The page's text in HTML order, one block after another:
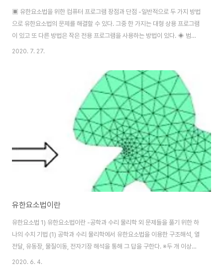
▣ 유한요소법을 위한 컴퓨터 프로그램 장점과 단점 -일반적으로 두 가지 방법
으로 유한요소법의 문제를 해결할 수 있다. 그중 한 가지는 대형 상용 프로그램
이 있고 또 다른 방법은 작은 전용 프로그램을 사용하는 방법이 있다. ◈ 범용
프로그램 장점과 단점 장점 : - 입력 방법이 잘 조직화되어 있어서 사용자가 사
대해서 특별한 지식을 가지고 있을 필요가 없다. - 프로그램 내부의 전처리기를
사용하므로 유한 요소 모델을 만들기가 매우 편리하다. - 동일한 입력 방법을
사용해도 크고 복잡하거나 쉬운 문제 등 상관없이 다양한 문제를 풀어낼 수 있
다. - 새로운 유형의 문제나 새로운 기술적 방법이 모듈에 첨가되어 있으므로써
2020. 7. 27.
유한요소법이란
유한요소법 1) 유한요소법이란 -공학과 수리 물리학 외 문제들을 풀기 위한 하
나의 수치 기법 (1) 공학과 수리 물리학에서 유한요소법을 이용한 구조해석, 열
전달, 유동장, 물질이동, 전자기장 해석을 통해 그 답을 구한다. ※두 개 이상의
요소들이 공유하는 점을 절점이라고 한다. (2) 유한요소법은 전체 물체에 대한
2020. 6. 4.